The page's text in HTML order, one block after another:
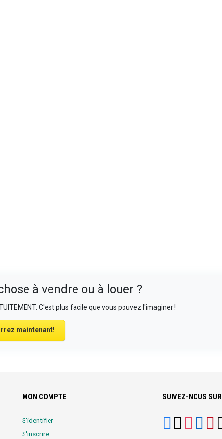
à vendre ou à louer ?
C'est plus facile que vous pouvez l'imaginer !
maintenant!
MON COMPTE
S'identifier
S'inscrire
SUIVEZ-NOUS SUR